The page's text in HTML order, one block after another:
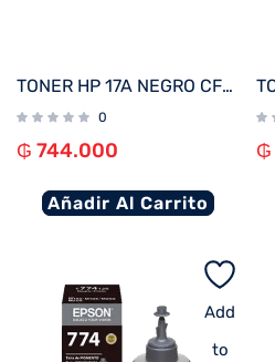
TONER HP 17A NEGRO CF217A (LJ PRO M102/ LJ M130)
0
₲ 744.000
Añadir Al Carrito
₲
Add
to